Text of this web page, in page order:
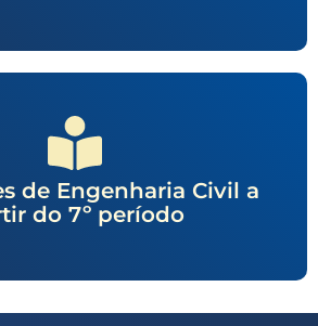
de Engenharia Civil a
do 7º período